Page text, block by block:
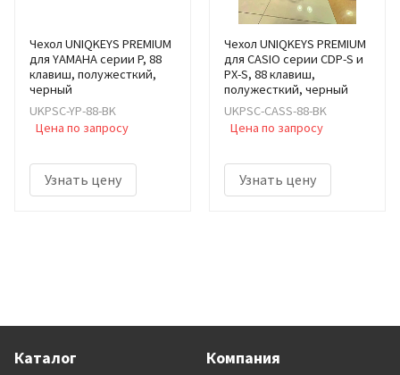
Чехол UNIQKEYS PREMIUM
для YAMAHA серии P, 88
клавиш, полужесткий,
черный
UKPSC-YP-88-BK
Цена по запросу
Узнать цену
Чехол UNIQKEYS PREMIUM
для CASIO серии CDP-S и
PX-S, 88 клавиш,
полужесткий, черный
UKPSC-CASS-88-BK
Цена по запросу
Узнать цену
Каталог Компания